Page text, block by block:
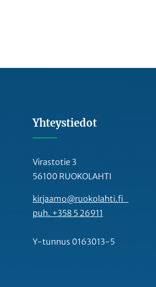
Yhteystiedot
Virastotie 3
56100 RUOKOLAHTI
kirjaamo@ruokolahti.fi
puh. +358 5 26911
Y-tunnus 0163013-5